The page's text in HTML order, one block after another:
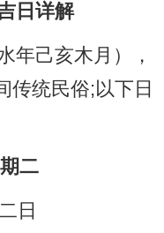
日详解
年己亥木月），
传统民俗;以下日
二
日